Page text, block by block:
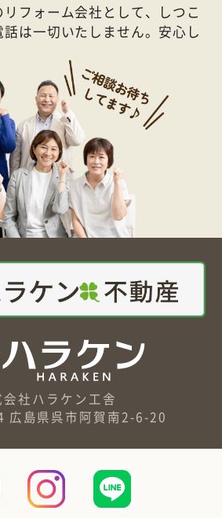
フォーム会社として、しつこ
は一切いたしません。安心し
会社ハラケン工舎
広島県呉市阿賀南2-6-20